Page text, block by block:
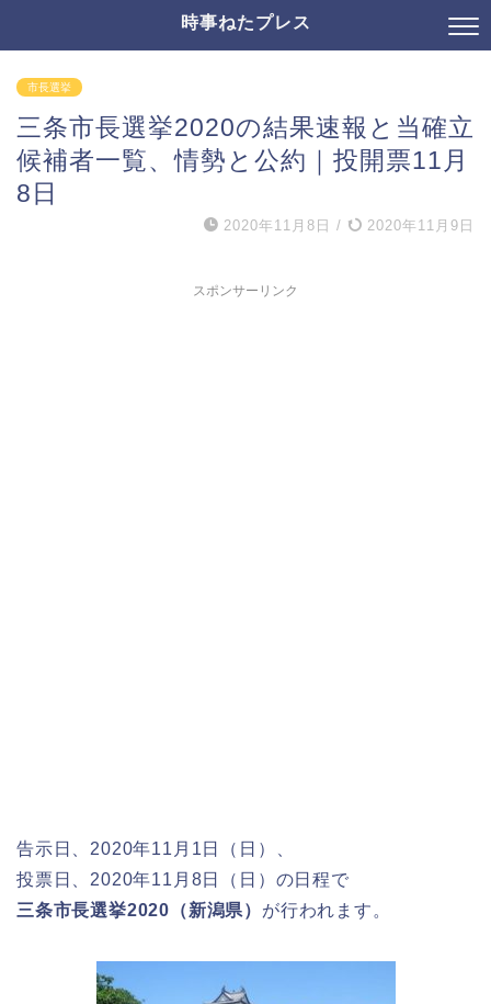
時事ねたプレス
市長選挙
三条市長選挙2020の結果速報と当確立
候補者一覧、情勢と公約｜投開票11月
8日
2020年11月8日 / 2020年11月9日
スポンサーリンク
告示日、2020年11月1日（日）、
投票日、2020年11月8日（日）の日程で
三条市長選挙2020（新潟県） が行われます。